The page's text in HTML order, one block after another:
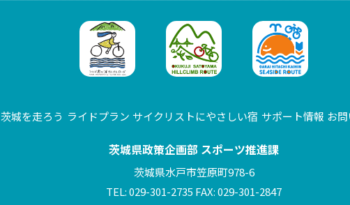
茨城を走ろう ライドプラン サイクリストにやさしい宿 サポート情報 お
茨城県政策企画部 スポーツ推進課
茨城県水戸市笠原町978-6
TEL: 029-301-2735 FAX: 029-301-2847